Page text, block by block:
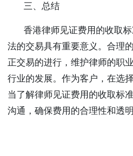
三、总结
香港律师见证费用的收取
法的交易具有重要意义。合理
正交易的进行，维护律师的职
行业的发展。作为客户，在选
当了解律师见证费用的收取标
沟通，确保费用的合理性和透明